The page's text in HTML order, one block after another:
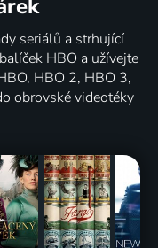
seriálů a strhující
HBO a užívejte
HBO 2, HBO 3,
obrovské videotéky